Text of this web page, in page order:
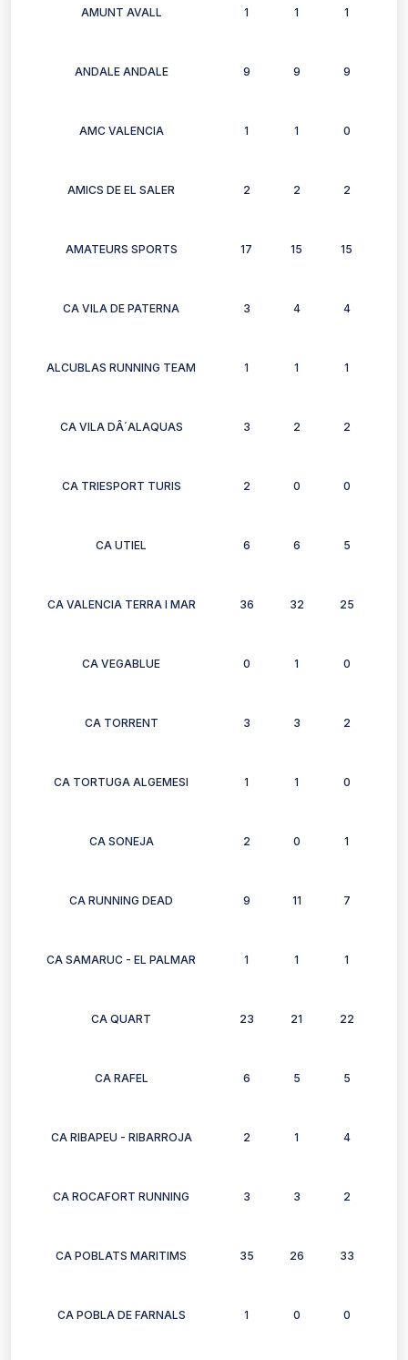
AMUNT AVALL 1 1 1
ANDALE ANDALE 9 9 9
AMC VALENCIA 1 1 0
AMICS DE EL SALER 2 2 2
AMATEURS SPORTS 17 15 15
CA VILA DE PATERNA 3 4 4
ALCUBLAS RUNNING TEAM 1 1 1
CA VILA DÂ´ALAQUAS 3 2 2
CA TRIESPORT TURIS 2 0 0
CA UTIEL 6 6 5
CA VALENCIA TERRA I MAR 36 32 25
CA VEGABLUE 0 1 0
CA TORRENT 3 3 2
CA TORTUGA ALGEMESI 1 1 0
CA SONEJA 2 0 1
CA RUNNING DEAD 9 11 7
CA SAMARUC - EL PALMAR 1 1 1
CA QUART 23 21 22
CA RAFEL 6 5 5
CA RIBAPEU - RIBARROJA 2 1 4
CA ROCAFORT RUNNING 3 3 2
CA POBLATS MARITIMS 35 26 33
CA POBLA DE FARNALS 1 0 0